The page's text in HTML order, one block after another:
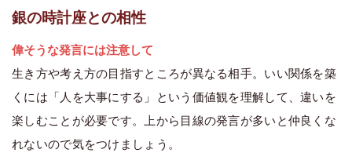
銀の時計座との相性
偉そうな発言には注意して
生き方や考え方の目指すところが異なる相手。いい関係を築
くには「人を大事にする」という価値観を理解して、違いを
楽しむことが必要です。上から目線の発言が多いと仲良くな
れないので気をつけましょう。